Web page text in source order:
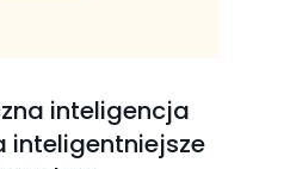
inteligencja
inteligentniejsze